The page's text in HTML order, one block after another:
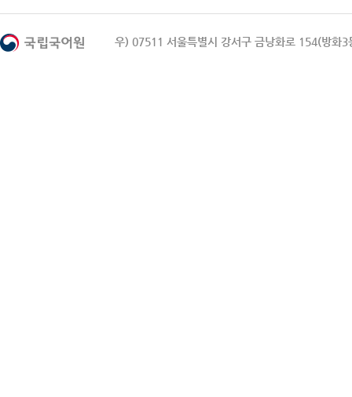
우) 07511 서울특별시 강서구 금낭화로 154(방화3